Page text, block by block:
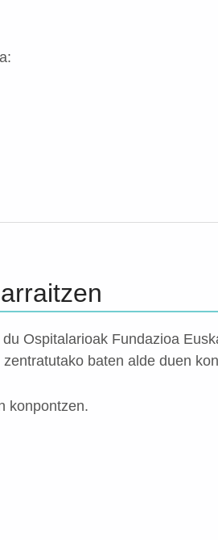
Ospitalarioak Fundazioa
baten alde duen
konpontzen.